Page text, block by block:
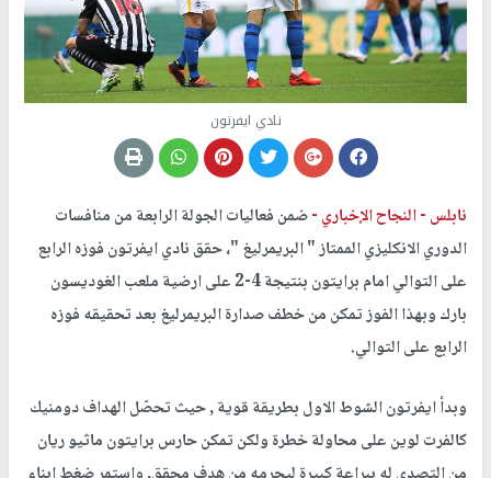
نادي ايفرتون
نابلس -النجاح الإخباري -ضمن فعاليات ​الجولة الرابعة​ من منافسات ​
الدوري الانكليزي​ الممتاز " البريمرليغ "، حقق نادي ​ايفرتون​ فوزه الرابع
على التوالي امام ​برايتون​ بنتيجة 4-2 على ارضية ملعب الغوديسون
بارك وبهذا الفوز تمكن من خطف صدارة البريمرليغ بعد تحقيقه فوزه
الرابع على التوالي.
وبدأ ايفرتون الشوط الاول بطريقة قوية , حيث تحصّل الهداف دومنيك
كالفرت لوين على محاولة خطرة ولكن تمكن حارس برايتون ماثيو ريان